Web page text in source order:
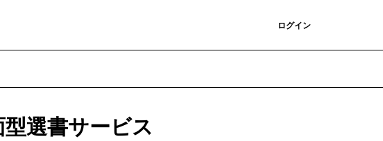
ログイン
選書サービス